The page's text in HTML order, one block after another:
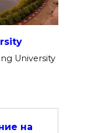
University
на